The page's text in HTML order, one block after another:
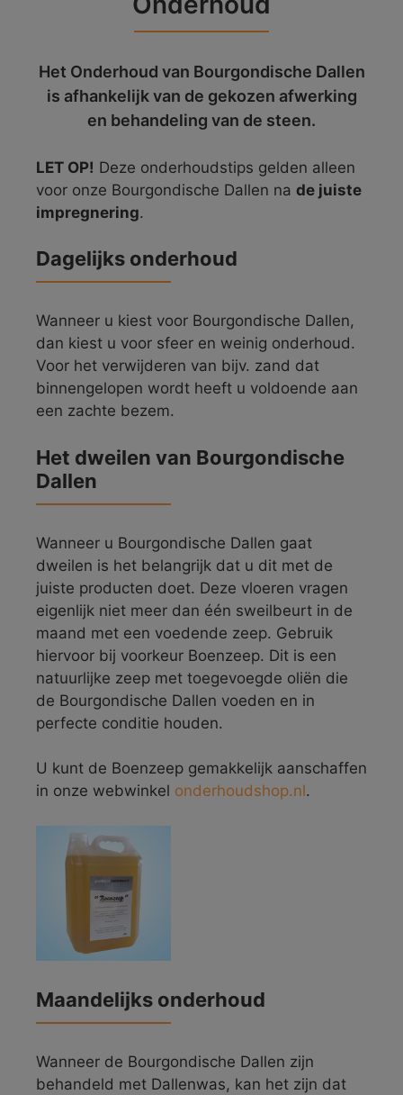
Het Onderhoud van Bourgondische Dallen
is afhankelijk van de gekozen afwerking
en behandeling van de steen.
LET OP! Deze onderhoudstips gelden alleen
voor onze Bourgondische Dallen na de juiste
impregnering.
Dagelijks onderhoud
Wanneer u kiest voor Bourgondische Dallen,
dan kiest u voor sfeer en weinig onderhoud.
Voor het verwijderen van bijv. zand dat
binnengelopen wordt heeft u voldoende aan
een zachte bezem.
Het dweilen van Bourgondische
Dallen
Wanneer u Bourgondische Dallen gaat
dweilen is het belangrijk dat u dit met de
juiste producten doet. Deze vloeren vragen
eigenlijk niet meer dan één sweilbeurt in de
maand met een voedende zeep. Gebruik
hiervoor bij voorkeur Boenzeep. Dit is een
natuurlijke zeep met toegevoegde oliën die
de Bourgondische Dallen voeden en in
perfecte conditie houden.
U kunt de Boenzeep gemakkelijk aanschaffen
in onze webwinkel onderhoudshop.nl.
Maandelijks onderhoud
Wanneer de Bourgondische Dallen zijn
behandeld met Dallenwas, kan het zijn dat